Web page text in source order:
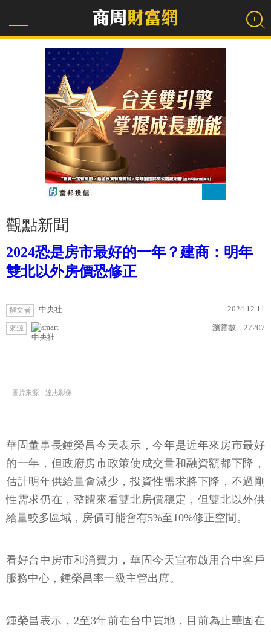
觀點新聞
2024恐是房市最好的一年？建商：明年
雙北以外房價恐修正
撰文者 中央社 2024.12.11
來源
中央社
瀏覽數： 27207
圖片來源：達志影像
華固董事長鍾榮昌今天表示，今年是近年來房市最好
的一年，但政府房市政策使成交量和融資額都下降，
估計明年供給量會減少，投資性需求將下降，不過剛
性需求仍在，整體來看雙北房價穩定，但雙北以外供
給量較多區域，房價可能會有5%至10%修正空間。
看好台中房市和消費力，華固今天宣布啟用台中客戶
服務中心，鍾榮昌率一級主管出席。
鍾榮昌表示，2至3年前在台中買地，目前為止華固在